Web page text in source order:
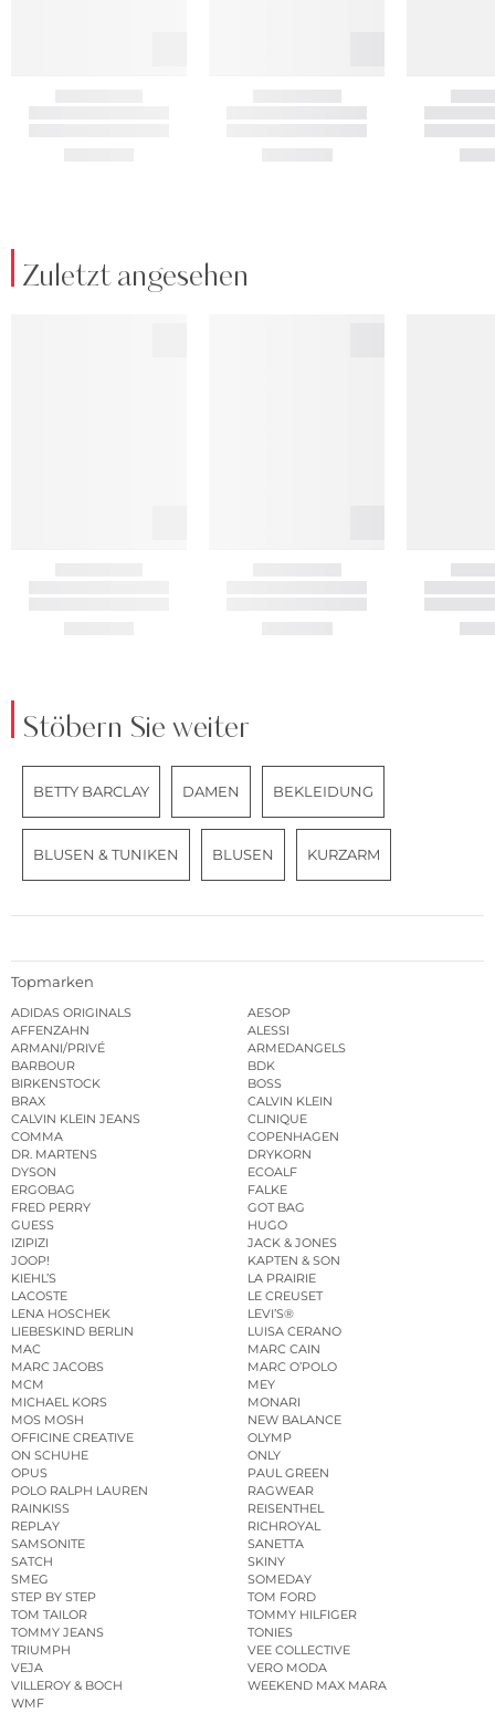
Zuletzt angesehen
Stöbern Sie weiter
BETTY BARCLAY DAMEN BEKLEIDUNG
BLUSEN & TUNIKEN BLUSEN KURZARM
Topmarken
ADIDAS ORIGINALS
AESOP
AFFENZAHN
ALESSI
ARMANI/PRIVÉ
ARMEDANGELS
BARBOUR
BDK
BIRKENSTOCK
BOSS
BRAX
CALVIN KLEIN
CALVIN KLEIN JEANS
CLINIQUE
COMMA
COPENHAGEN
DR. MARTENS
DRYKORN
DYSON
ECOALF
ERGOBAG
FALKE
FRED PERRY
GOT BAG
GUESS
HUGO
IZIPIZI
JACK & JONES
JOOP!
KAPTEN & SON
KIEHL’S
LA PRAIRIE
LACOSTE
LE CREUSET
LENA HOSCHEK
LEVI’S®
LIEBESKIND BERLIN
LUISA CERANO
MAC
MARC CAIN
MARC JACOBS
MARC O’POLO
MCM
MEY
MICHAEL KORS
MONARI
MOS MOSH
NEW BALANCE
OFFICINE CREATIVE
OLYMP
ON SCHUHE
ONLY
OPUS
PAUL GREEN
POLO RALPH LAUREN
RAGWEAR
RAINKISS
REISENTHEL
REPLAY
RICHROYAL
SAMSONITE
SANETTA
SATCH
SKINY
SMEG
SOMEDAY
STEP BY STEP
TOM FORD
TOM TAILOR
TOMMY HILFIGER
TOMMY JEANS
TONIES
TRIUMPH
VEE COLLECTIVE
VEJA
VERO MODA
VILLEROY & BOCH
WEEKEND MAX MARA
WMF